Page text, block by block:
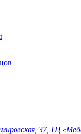
37, ТЦ